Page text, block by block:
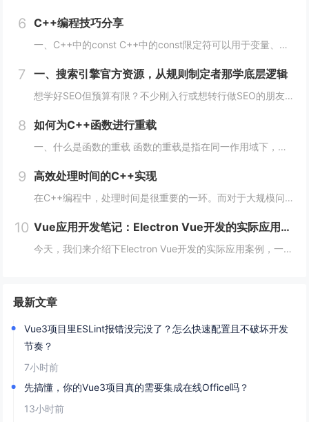
6 C++编程技巧分享
一、C++中的const C++中的const限定符可以用于变量、函数参数、函数返回类型等多种情况。使用const限定符可以使代码更加安全、简洁、易于维护。 1、 const变量 const变量在定义后就不能被修改，这使得代码更加安全...
7 一、搜索引擎官方资源，从规则制定者那学底层逻辑
想学好SEO但预算有限？不少刚入行或想转行做SEO的朋友，都在找免费又靠谱的学习渠道，毕竟SEO知识更新快，花钱买课怕踩坑，不如先从免费资源入手，把基础打牢、摸清行业逻辑再进阶，今天就拆透几个「免费学SEO不踩雷」的平台，不管你是纯新手、有...
8 如何为C++函数进行重载
一、什么是函数的重载 函数的重载是指在同一作用域下，可以定义多个同名函数，但是这些同名函数的参数列表必须不同。参数的不同可以是数量上的不同、类型上的不同、顺序上的不同等，只要这些函数的参数列表不完全一致即可。 二、如何实现函数的重载 1...
9 高效处理时间的C++实现
在C++编程中，处理时间是很重要的一环。而对于大规模问题，如数据处理、机器学习、计算机视觉等领域，时间的效率更是至关重要。本文将从多个方面阐述如何在C++编程中高效处理时间。 一、使用STL算法 STL（标准模板库）是C++的一个重要部分...
10 Vue应用开发笔记：Electron Vue开发的实际应用案例
今天，我们来介绍下Electron Vue开发的实际应用案例，一起往下学习吧！开头：Electron Vue开发的实际应用案例随着移动互联网的不断普及，桌面应用程序的需求也越来越多。而Electron Vue作为一种基于JavaScript...
最新文章
Vue3项目里ESLint报错没完没了？怎么快速配置且不破坏开发
节奏？
7小时前
先搞懂，你的Vue3项目真的需要集成在线Office吗？
13小时前